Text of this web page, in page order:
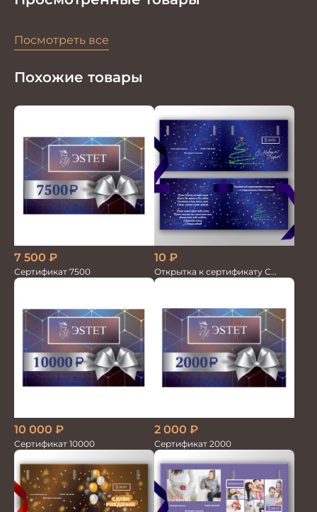
Посмотреть все
Похожие товары
7 500 ₽
Сертификат 7500
10 ₽
Открытка к сертификату С
Новым Годом
10 000 ₽
Сертификат 10000
2 000 ₽
Сертификат 2000